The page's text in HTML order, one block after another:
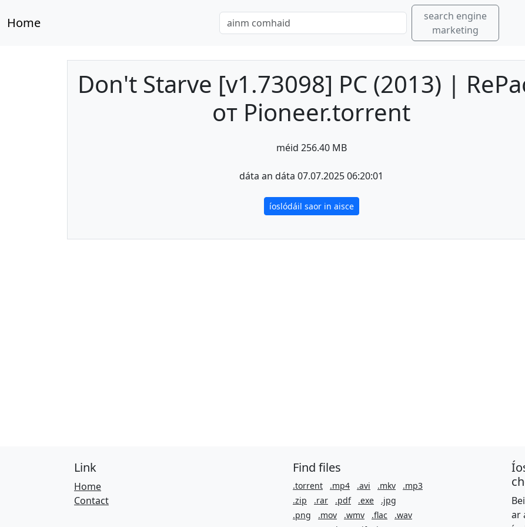
Home
search engine
marketing
Don't Starve [v1.73098] PC (2013) |
от Pioneer.torrent
méid 256.40 MB
dáta an dáta 07.07.2025 06:20:01
íoslódáil saor in aisce
Link
Home
Contact
Find files
.torrent .mp4 .avi .mkv
.mp3
.zip
.rar .pdf .exe
.jpg
.png
.mov .wmv .flac
.wav
ar